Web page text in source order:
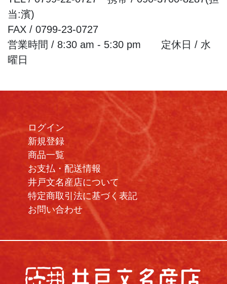
当:濱)
FAX / 0799-23-0727
営業時間 / 8:30 am - 5:30 pm 定休日 / 水
曜日
ログイン
新規登録
商品一覧
お支払・配送情報
井戸文名産店について
特定商取引法に基づく表記
お問い合わせ